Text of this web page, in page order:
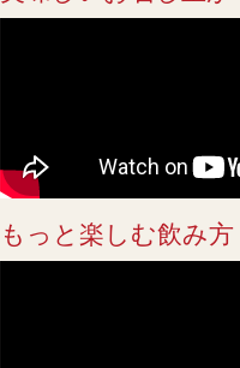
もっと楽しむ飲み方